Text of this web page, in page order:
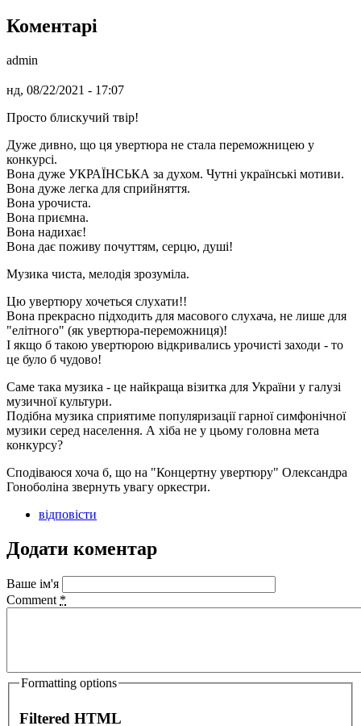
Коментарі
admin
нд, 08/22/2021 - 17:07
Просто блискучий твір!
Дуже дивно, що ця увертюра не стала переможницею у
конкурсі.
Вона дуже УКРАЇНСЬКА за духом. Чутні українські мотиви.
Вона дуже легка для сприйняття.
Вона урочиста.
Вона приємна.
Вона надихає!
Вона дає поживу почуттям, серцю, душі!
Музика чиста, мелодія зрозуміла.
Цю увертюру хочеться слухати!!
Вона прекрасно підходить для масового слухача, не лише для
"елітного" (як увертюра-переможниця)!
І якщо б такою увертюрою відкривались урочисті заходи - то
це було б чудово!
Саме така музика - це найкраща візитка для України у галузі
музичної культури.
Подібна музика сприятиме популяризації гарної симфонічної
музики серед населення. А хіба не у цьому головна мета
конкурсу?
Сподіваюся хоча б, що на "Концертну увертюру" Олександра
Гоноболіна звернуть увагу оркестри.
відповісти
Додати коментар
Ваше ім'я
Comment *
Formatting options
Filtered HTML